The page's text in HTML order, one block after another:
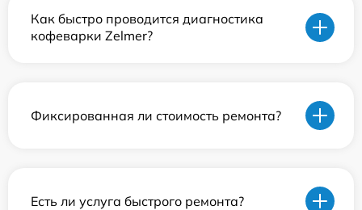
Как быстро проводится диагностика
кофеварки Zelmer?
Фиксированная ли стоимость ремонта?
Есть ли услуга быстрого ремонта?